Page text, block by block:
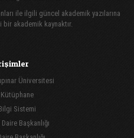
ile ilgili güncel akademik yazılarına
akademik kaynaktır.
Üniversitesi
Sistemi
Başkanlığı